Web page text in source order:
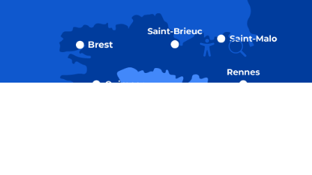
Recherche